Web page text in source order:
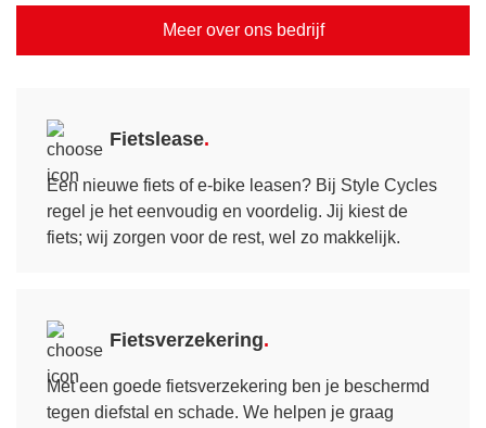
Meer over ons bedrijf
Fietslease
Een nieuwe fiets of e-bike leasen? Bij Style Cycles
regel je het eenvoudig en voordelig. Jij kiest de
fiets; wij zorgen voor de rest, wel zo makkelijk.
Fietsverzekering
Met een goede fietsverzekering ben je beschermd
tegen diefstal en schade. We helpen je graag